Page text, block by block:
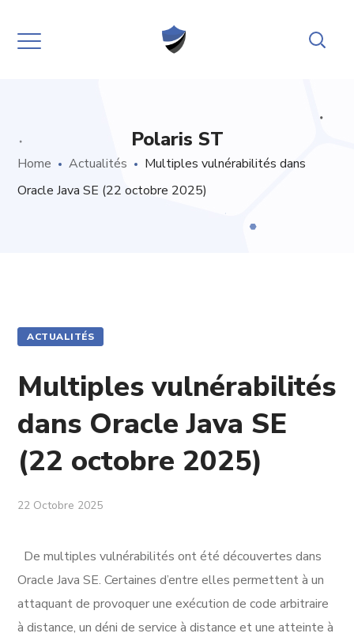
Polaris ST
Home Actualités
Multiples vulnérabilités dans
Oracle Java SE (22 octobre 2025)
ACTUALITÉS
Multiples vulnérabilités
dans Oracle Java SE
(22 octobre 2025)
22 Octobre 2025
De multiples vulnérabilités ont été découvertes dans
Oracle Java SE. Certaines d’entre elles permettent à un
attaquant de provoquer une exécution de code arbitraire
à distance, un déni de service à distance et une atteinte à